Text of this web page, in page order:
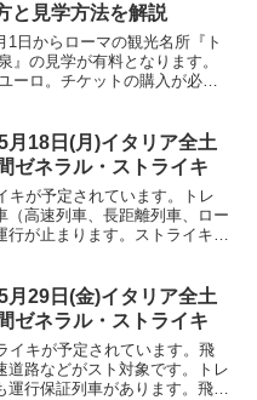
と見学方法を解説
1日からローマの観光名所『ト
』の見学が有料となります。
ーロ。チケットの購入が必要
ので、その時間を避けて見学
いでしょう。
月18日(月)イタリア全土
ゼネラル・ストライキ
キが予定されています。トレ
（高速列車、長距離列車、ロー
行が止まります。ストライキ中
月29日(金)イタリア全土
ゼネラル・ストライキ
イキが予定されています。飛
道路などがスト対象です。トレ
運行保証列車があります。飛行